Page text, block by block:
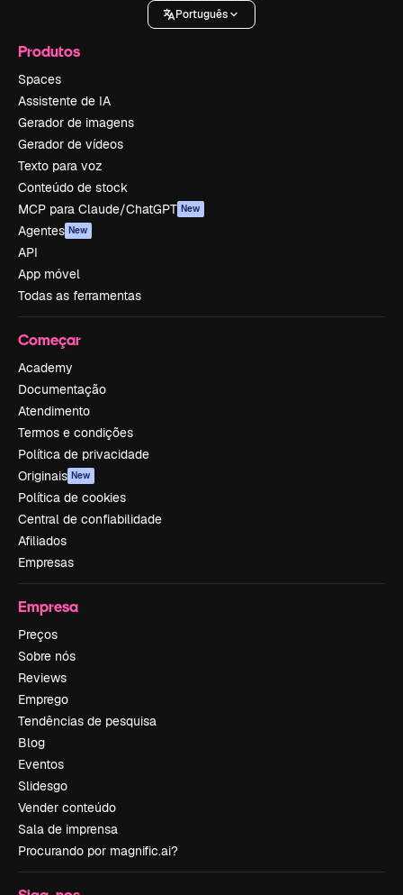
Português
Produtos
Spaces
Assistente de IA
Gerador de imagens
Gerador de vídeos
Texto para voz
Conteúdo de stock
MCP para Claude/ChatGPT New
Agentes New
API
App móvel
Todas as ferramentas
Começar
Academy
Documentação
Atendimento
Termos e condições
Política de privacidade
Originais New
Política de cookies
Central de confiabilidade
Afiliados
Empresas
Empresa
Preços
Sobre nós
Reviews
Emprego
Tendências de pesquisa
Blog
Eventos
Slidesgo
Vender conteúdo
Sala de imprensa
Procurando por magnific.ai?